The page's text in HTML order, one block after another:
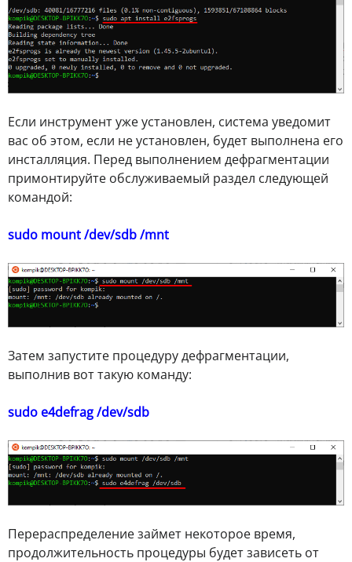
Если инструмент уже установлен, система уведомит
вас об этом, если не установлен, будет выполнена его
инсталляция. Перед выполнением дефрагментации
примонтируйте обслуживаемый раздел следующей
командой:
sudo mount /dev/sdb /mnt
Затем запустите процедуру дефрагментации,
выполнив вот такую команду:
sudo e4defrag /dev/sdb
Перераспределение займет некоторое время,
продолжительность процедуры будет зависеть от